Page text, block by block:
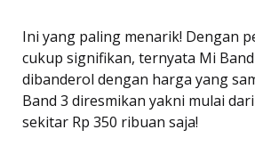
Ini yang paling menarik! Dengan
cukup signifikan, ternyata Mi
dibanderol dengan harga yang
Band 3 diresmikan yakni mulai
sekitar Rp 350 ribuan saja!